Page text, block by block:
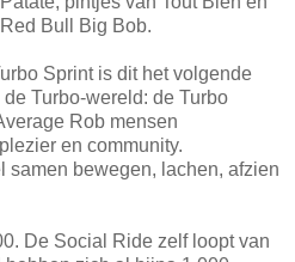
Bull Big Bob.
Sprint is dit het volgende
Turbo-wereld: de Turbo
Rob mensen
en community.
samen bewegen, lachen, afzien
De Social Ride zelf loopt van